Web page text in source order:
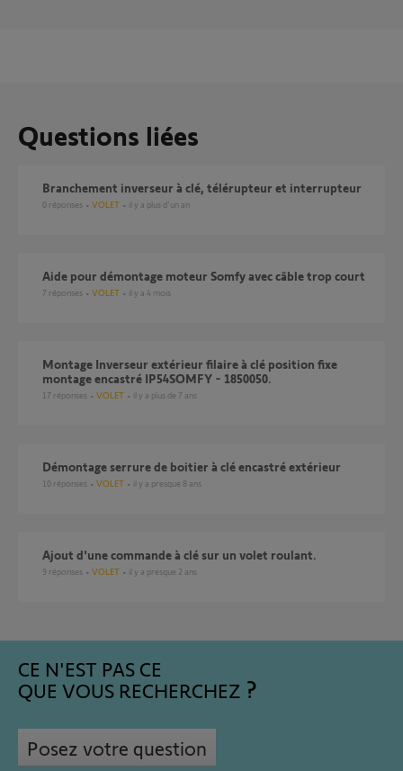
Questions liées
Branchement inverseur à clé, télérupteur et interrupteur
0 réponses VOLET il y a plus d'un an
Aide pour démontage moteur Somfy avec câble trop court
7 réponses VOLET il y a 4 mois
Montage Inverseur extérieur filaire à clé position fixe
montage encastré IP54SOMFY - 1850050.
17 réponses VOLET il y a plus de 7 ans
Démontage serrure de boitier à clé encastré extérieur
10 réponses VOLET il y a presque 8 ans
Ajout d'une commande à clé sur un volet roulant.
9 réponses VOLET il y a presque 2 ans
CE N'EST PAS CE
QUE VOUS RECHERCHEZ
Posez votre question